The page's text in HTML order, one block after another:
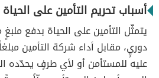
أسباب تحريم التأمين على الحياة
يتمثّل التأمين على الحياة بدفع
دوريٍ، مقابل أداء شركة التأمين
عليه للمستأمن أو لأي طرفٍ يحدّده